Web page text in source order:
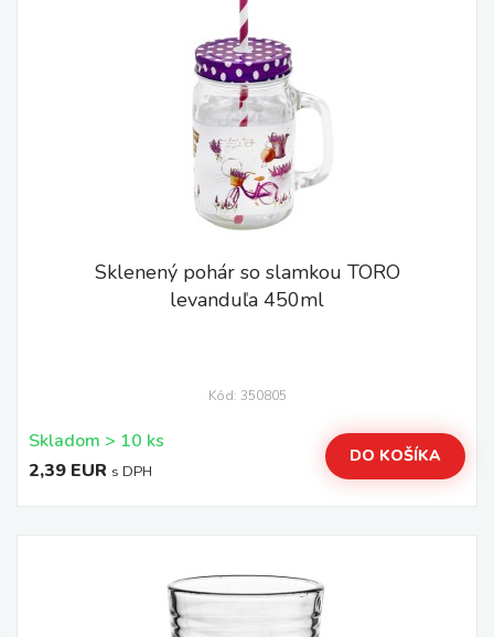
Sklenený pohár so slamkou TORO
levanduľa 450ml
Kód: 350805
Skladom > 10 ks
2,39 EUR s DPH
DO KOŠÍKA